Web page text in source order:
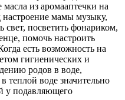
из аромааптечки на
мамы музыку,
свет, посветить фонариком,
помочь настроить
есть возможность на
гигиенических и
родов в воде,
теплой воде значительно
у подавляющего